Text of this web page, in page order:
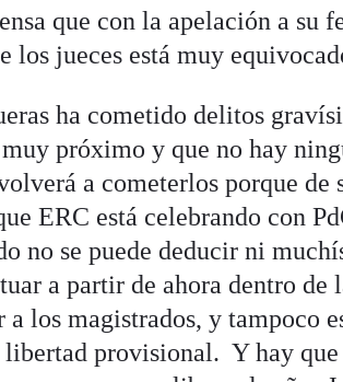
que con la apelación a su
los jueces está muy
ha cometido delitos
próximo y que no hay
a cometerlos porque de
ERC está celebrando con
no se puede deducir ni
a partir de ahora dentro de
los magistrados, y tampoco
libertad provisional. Y hay